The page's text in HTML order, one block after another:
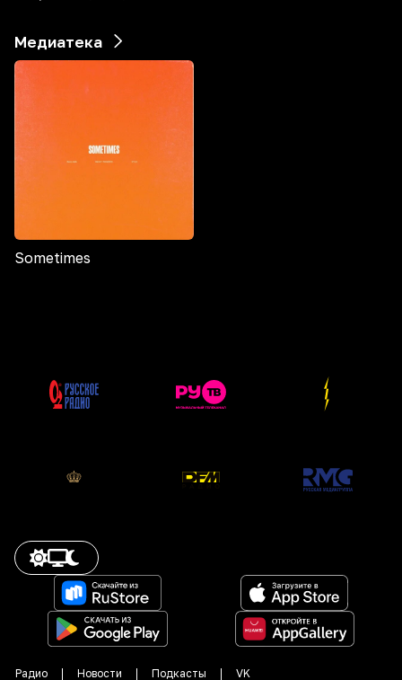
Медиатека
Sometimes
Радио Новости Подкасты VK